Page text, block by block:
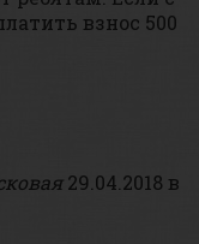
взнос 500
29.04.2018 в